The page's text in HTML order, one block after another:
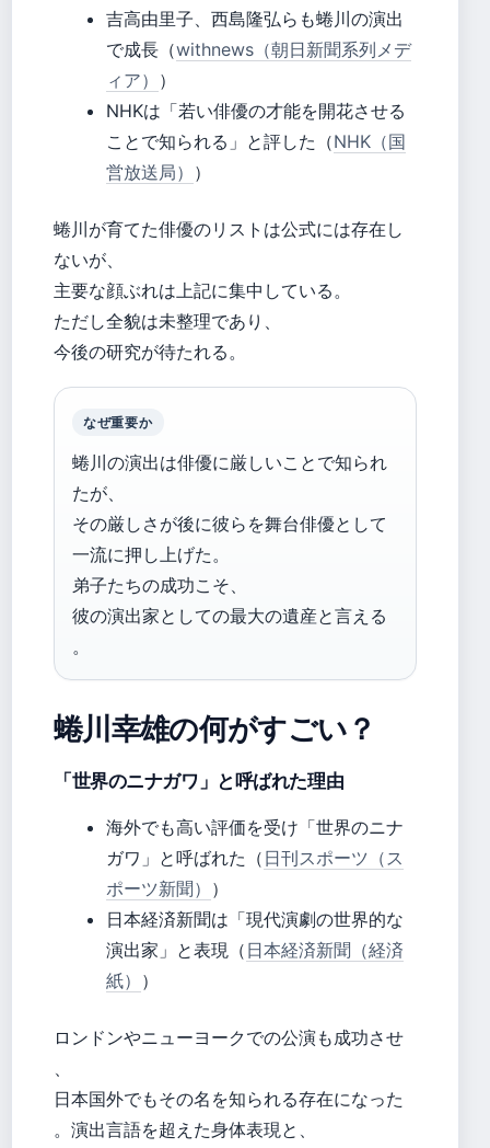
吉高由里子、西島隆弘らも蜷川の演出
で成長（withnews（朝日新聞系列メデ
ィア） ）
NHKは「若い俳優の才能を開花させる
ことで知られる」と評した（NHK（国
営放送局） ）
蜷川が育てた俳優のリストは公式には存在し
ないが、
主要な顔ぶれは上記に集中している。
ただし全貌は未整理であり、
今後の研究が待たれる。
なぜ重要か
蜷川の演出は俳優に厳しいことで知られ
たが、
その厳しさが後に彼らを舞台俳優として
一流に押し上げた。
弟子たちの成功こそ、
彼の演出家としての最大の遺産と言える
。
蜷川幸雄の何がすごい？
「世界のニナガワ」と呼ばれた理由
海外でも高い評価を受け「世界のニナ
ガワ」と呼ばれた（ 日刊スポーツ（ス
ポーツ新聞） ）
日本経済新聞は「現代演劇の世界的な
演出家」と表現（ 日本経済新聞（経済
紙） ）
ロンドンやニューヨークでの公演も成功させ
、
日本国外でもその名を知られる存在になった
。演出言語を超えた身体表現と、